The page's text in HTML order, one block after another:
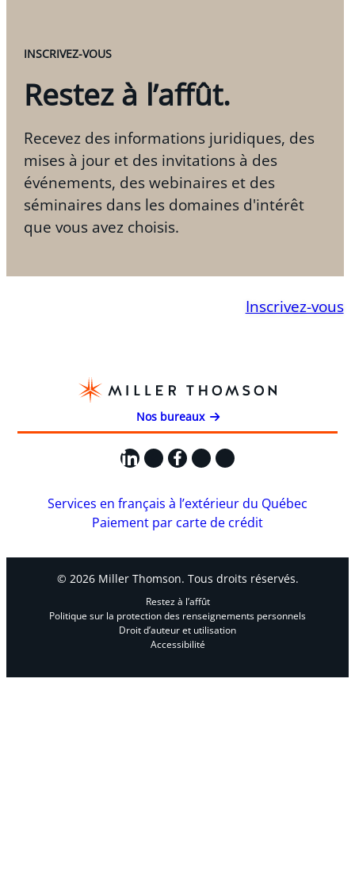
INSCRIVEZ-VOUS
Restez à l’affût.
Recevez des informations juridiques, des
mises à jour et des invitations à des
événements, des webinaires et des
séminaires dans les domaines d'intérêt
que vous avez choisis.
Inscrivez-vous
Nos bureaux
LinkedIn
X Facebook
Instagram
YouTube
Services en français à l’extérieur du Québec
Paiement par carte de crédit
© 2026 Miller Thomson. Tous droits réservés.
Restez à l’affût
Politique sur la protection des renseignements personnels
Droit d’auteur et utilisation
Accessibilité